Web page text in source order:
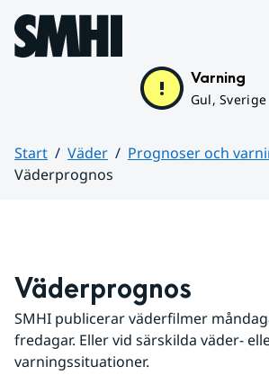
Hoppa till sidans innehåll
Varning
Gul, Sverige
Start Väder
Prognoser och
Väderprognos
Väderprognos
SMHI publicerar väderfilmer
fredagar. Eller vid särskilda väder-
varningssituationer.